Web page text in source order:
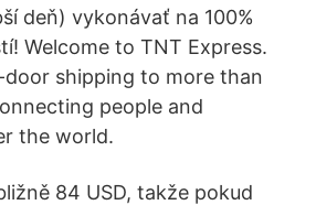
deň) vykonávať na 100%
Welcome to TNT Express.
shipping to more than
people and
the world.
84 USD, takže pokud